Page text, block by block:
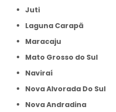
Juti
Laguna Carapã
Maracaju
Mato Grosso do Sul
Naviraí
Nova Alvorada Do Sul
Nova Andradina